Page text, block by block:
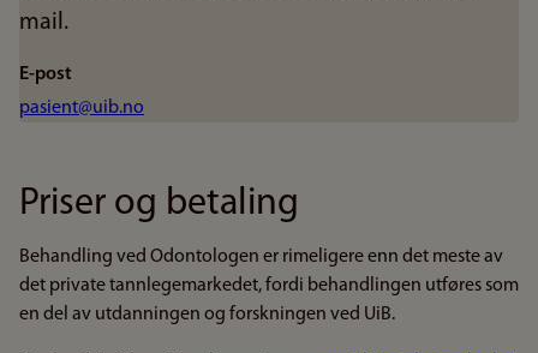
mail.
E-post
pasient@uib.no
Priser og betaling
Behandling ved Odontologen er rimeligere enn det meste av
det private tannlegemarkedet, fordi behandlingen utføres som
en del av utdanningen og forskningen ved UiB.